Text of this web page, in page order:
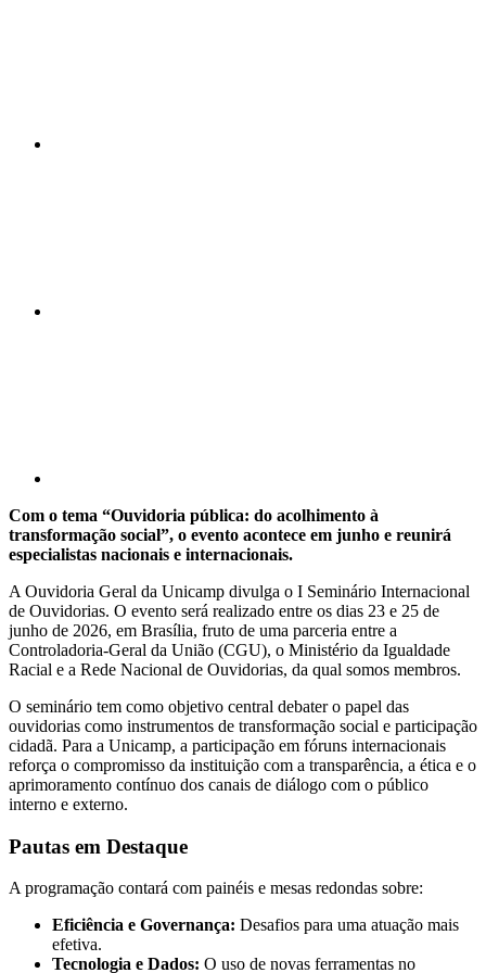
Com o tema “Ouvidoria pública: do acolhimento à
transformação social”, o evento acontece em junho e reunirá
especialistas nacionais e internacionais.
A Ouvidoria Geral da Unicamp divulga o I Seminário Internacional
de Ouvidorias. O evento será realizado entre os dias 23 e 25 de
junho de 2026, em Brasília, fruto de uma parceria entre a
Controladoria-Geral da União (CGU), o Ministério da Igualdade
Racial e a Rede Nacional de Ouvidorias, da qual somos membros.
O seminário tem como objetivo central debater o papel das
ouvidorias como instrumentos de transformação social e participação
cidadã. Para a Unicamp, a participação em fóruns internacionais
reforça o compromisso da instituição com a transparência, a ética e o
aprimoramento contínuo dos canais de diálogo com o público
interno e externo.
Pautas em Destaque
A programação contará com painéis e mesas redondas sobre:
Eficiência e Governança: Desafios para uma atuação mais
efetiva.
Tecnologia e Dados: O uso de novas ferramentas no